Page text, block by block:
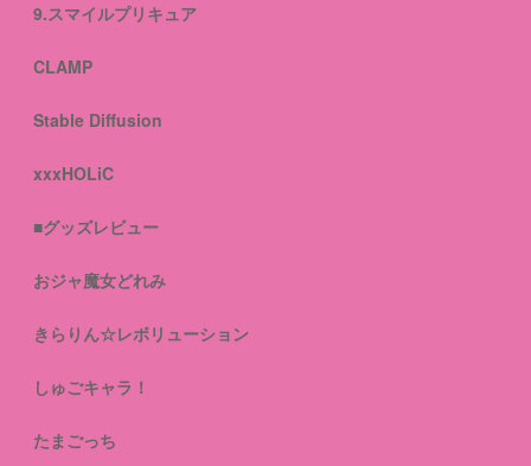
9.スマイルプリキュア
CLAMP
Stable Diffusion
xxxHOLiC
■グッズレビュー
おジャ魔女どれみ
きらりん☆レボリューション
しゅごキャラ！
たまごっち